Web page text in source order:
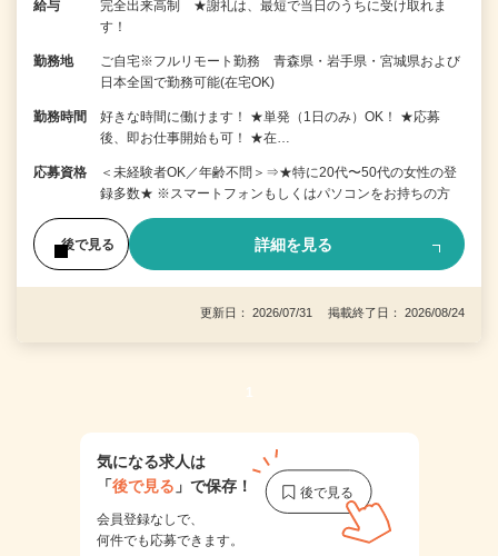
給与
完全出来高制 ★謝礼は、最短で当日のうちに受け取れま
す！
勤務地
ご自宅※フルリモート勤務 青森県・岩手県・宮城県および
日本全国で勤務可能(在宅OK)
勤務時間
好きな時間に働けます！ ★単発（1日のみ）OK！ ★応募
後、即お仕事開始も可！ ★在…
応募資格
＜未経験者OK／年齢不問＞⇒★特に20代〜50代の女性の登
録多数★ ※スマートフォンもしくはパソコンをお持ちの方
後で見る 詳細を見る
更新日： 2026/07/31 掲載終了日： 2026/08/24
1
気になる求人は
「後で見る 」で保存！
会員登録なしで、
何件でも応募できます。